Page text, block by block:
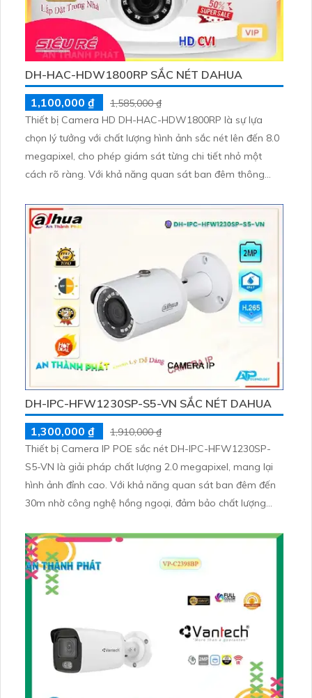
DH-HAC-HDW1800RP SẮC NÉT DAHUA
1,100,000 ₫
1,585,000 ₫
Thiết bị Camera HD DH-HAC-HDW1800RP là sự lựa
chọn lý tưởng với chất lượng hình ảnh sắc nét lên đến 8.0
megapixel, cho phép giám sát từng chi tiết nhỏ một
cách rõ ràng. Với khả năng quan sát ban đêm thông
công nghệ AHD, CVI, TVI, BCS mang lại độ bền cao và
chất lượng hình ảnh vượt trội
DH-IPC-HFW1230SP-S5-VN SẮC NÉT DAHUA
1,300,000 ₫
1,910,000 ₫
Thiết bị Camera IP POE sắc nét DH-IPC-HFW1230SP-
S5-VN là giải pháp chất lượng 2.0 megapixel, mang lại
hình ảnh đỉnh cao. Với khả năng quan sát ban đêm đến
30m nhờ công nghệ hồng ngoại, đảm bảo chất lượng
IP POE hiện đại, hỗ trợ ONVIF và được sản xuất từ kim
loại chắc chắn, giúp thu hình chất lượng